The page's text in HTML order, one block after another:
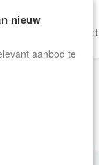
Contact
nieuw
aanbod te